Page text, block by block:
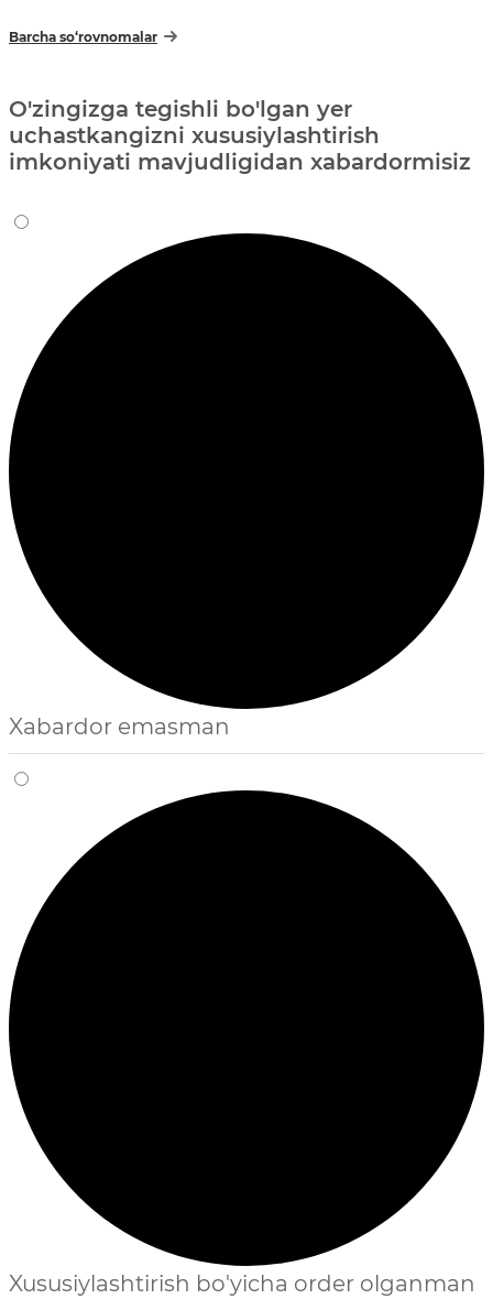
Barcha so‘rovnomalar
O'zingizga tegishli bo'lgan yer
uchastkangizni xususiylashtirish
imkoniyati mavjudligidan xabardormisiz
Xabardor emasman
Xususiylashtirish bo'yicha order olganman